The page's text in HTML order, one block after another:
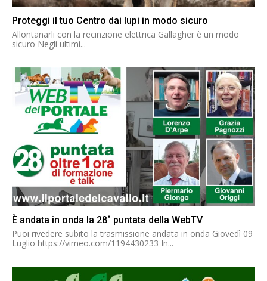
Proteggi il tuo Centro dai lupi in modo sicuro
Allontanarli con la recinzione elettrica Gallagher è un modo
sicuro Negli ultimi...
È andata in onda la 28° puntata della WebTV
Puoi rivedere subito la trasmissione andata in onda Giovedì 09
Luglio https://vimeo.com/1194430233 In...